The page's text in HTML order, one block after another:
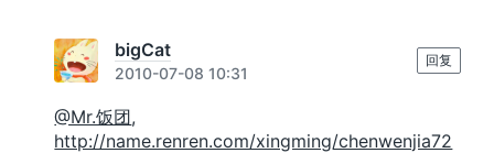
bigCat
2010-07-08 10:31
@Mr.饭团,
http://name.renren.com/xingming/chenwenjia72
回复